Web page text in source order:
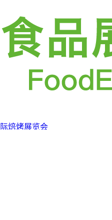
焙烤展览会
品和饮料展览会（上海）
上海国际酒店及餐饮业博览